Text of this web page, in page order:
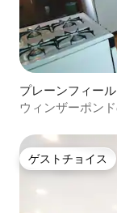
プレーンフィー
ウィンザーポン
ゲストチョイス
ゲストチョイス